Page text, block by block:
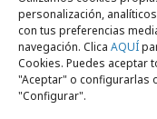
personalización,
con tus preferencias
navegación. Clica AQUÍ
Cookies. Puedes aceptar
"Aceptar" o configurarlas
"Configurar".
Profesionales